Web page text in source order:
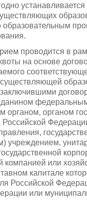
образовательным
проводится в
на основе
заключившими
органом, органом
Российской
учреждением,
компанией или
капитале
Российской
или